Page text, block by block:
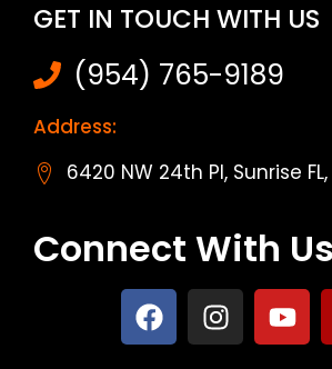
GET IN TOUCH WITH US
(954) 765-9189
Address:
6420 NW 24th Pl, Sunrise
Connect With Us